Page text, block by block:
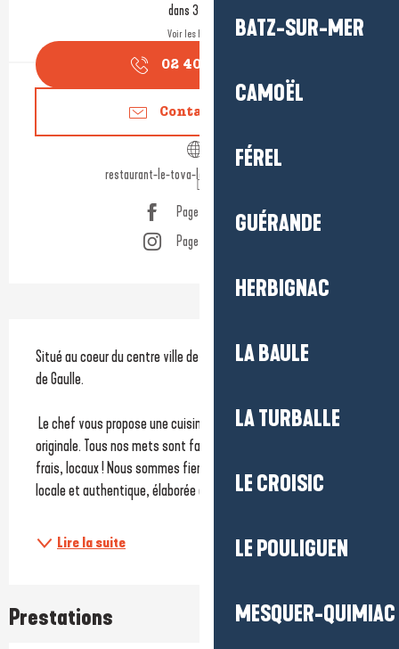
BATZ-SUR-MER
CAMOËL
FÉREL
GUÉRANDE
HERBIGNAC
LA BAULE
LA TURBALLE
LE CROISIC
LE POULIGUEN
MESQUER-QUIMIAC
dans 3 heures
Voir les horaires
02 40 24 20
Contactez-nous
restaurant-le-tova-la-baule-escoublac.fr
Page Facebook
Page Instagram
Description
Situé au coeur du centre ville de La Baule, en haut de l’avenue
de Gaulle.
originale. Tous nos mets sont faits maison avec des produits
frais, locaux ! Nous sommes fiers de vous proposer une cuisine
locale et authentique, élaborée à partir de...
Lire la suite
Prestations